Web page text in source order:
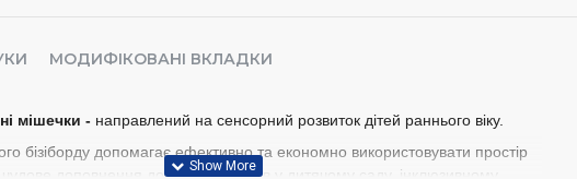
МОДИФІКОВАНІ ВКЛАДКИ
мішечки - направлений на сенсорний розвиток дітей раннього віку.
бізіборду допомагає ефективно та економно використовувати простір
чудове доповнення до ігрових меблів у дитячому саду, інклюзивному